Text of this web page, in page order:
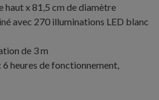
haut x 81,5 cm de diamètre
avec 270 illuminations LED blanc
de 3 m
heures de fonctionnement,
du papier, du fil de fer et des